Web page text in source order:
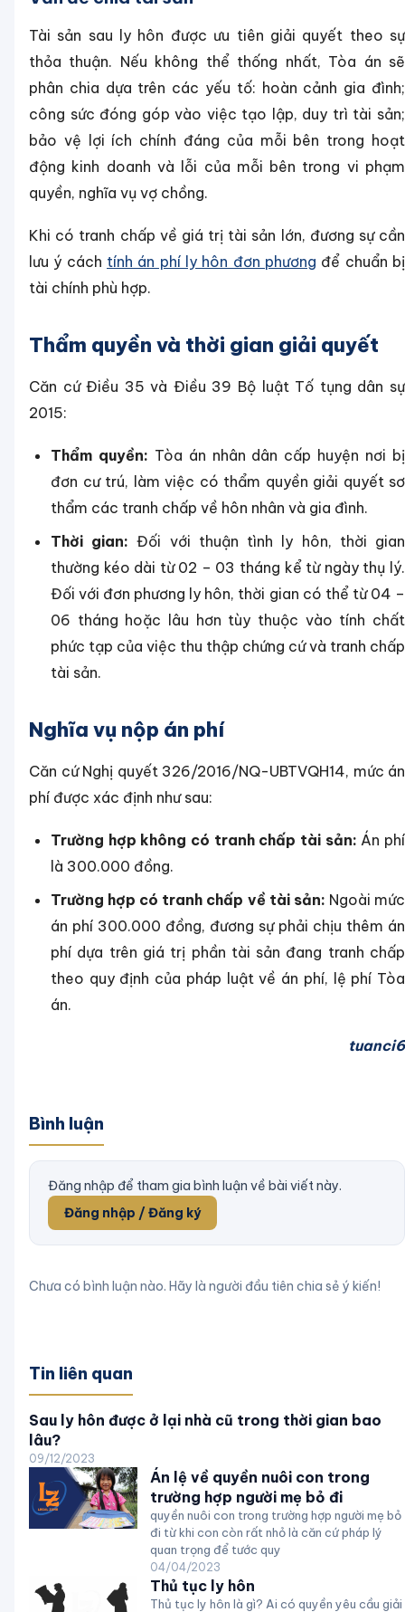
Tài sản sau ly hôn được ưu tiên giải quyết theo sự
thỏa thuận. Nếu không thể thống nhất, Tòa án sẽ
phân chia dựa trên các yếu tố: hoàn cảnh gia đình;
công sức đóng góp vào việc tạo lập, duy trì tài sản;
bảo vệ lợi ích chính đáng của mỗi bên trong hoạt
động kinh doanh và lỗi của mỗi bên trong vi phạm
quyền, nghĩa vụ vợ chồng.
Khi có tranh chấp về giá trị tài sản lớn, đương sự cần
lưu ý cách tính án phí ly hôn đơn phương để chuẩn bị
tài chính phù hợp.
Thẩm quyền và thời gian giải quyết
Căn cứ Điều 35 và Điều 39 Bộ luật Tố tụng dân sự
2015:
Thẩm quyền: Tòa án nhân dân cấp huyện nơi bị
đơn cư trú, làm việc có thẩm quyền giải quyết sơ
thẩm các tranh chấp về hôn nhân và gia đình.
Thời gian: Đối với thuận tình ly hôn, thời gian
thường kéo dài từ 02 – 03 tháng kể từ ngày thụ lý.
Đối với đơn phương ly hôn, thời gian có thể từ 04 –
06 tháng hoặc lâu hơn tùy thuộc vào tính chất
phức tạp của việc thu thập chứng cứ và tranh chấp
tài sản.
Nghĩa vụ nộp án phí
Căn cứ Nghị quyết 326/2016/NQ-UBTVQH14, mức án
phí được xác định như sau:
Trường hợp không có tranh chấp tài sản: Án phí
là 300.000 đồng.
Trường hợp có tranh chấp về tài sản: Ngoài mức
án phí 300.000 đồng, đương sự phải chịu thêm án
phí dựa trên giá trị phần tài sản đang tranh chấp
theo quy định của pháp luật về án phí, lệ phí Tòa
án.
tuanci6
Bình luận
Đăng nhập để tham gia bình luận về bài viết này.
Đăng nhập / Đăng ký
Chưa có bình luận nào. Hãy là người đầu tiên chia sẻ ý kiến!
Tin liên quan
Sau ly hôn được ở lại nhà cũ trong thời gian bao
lâu?
09/12/2023
Án lệ về quyền nuôi con trong
trường hợp người mẹ bỏ đi
quyền nuôi con trong trường hợp người mẹ bỏ
đi từ khi con còn rất nhỏ là căn cứ pháp lý
quan trọng để tước quy
04/04/2023
Thủ tục ly hôn
Thủ tục ly hôn là gì? Ai có quyền yêu cầu giải